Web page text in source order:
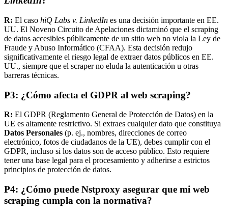
R: El caso hiQ Labs v. LinkedIn es una decisión importante en EE.
UU. El Noveno Circuito de Apelaciones dictaminó que el scraping
de datos accesibles públicamente de un sitio web no viola la Ley de
Fraude y Abuso Informático (CFAA). Esta decisión redujo
significativamente el riesgo legal de extraer datos públicos en EE.
UU., siempre que el scraper no eluda la autenticación u otras
barreras técnicas.
P3: ¿Cómo afecta el GDPR al web scraping?
R: El GDPR (Reglamento General de Protección de Datos) en la
UE es altamente restrictivo. Si extraes cualquier dato que constituya
Datos Personales (p. ej., nombres, direcciones de correo
electrónico, fotos de ciudadanos de la UE), debes cumplir con el
GDPR, incluso si los datos son de acceso público. Esto requiere
tener una base legal para el procesamiento y adherirse a estrictos
principios de protección de datos.
P4: ¿Cómo puede Nstproxy asegurar que mi web
scraping cumpla con la normativa?